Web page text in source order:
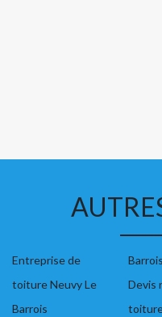
Entreprise de
toiture Neuvy Le
Barrois
Barrois
Devis